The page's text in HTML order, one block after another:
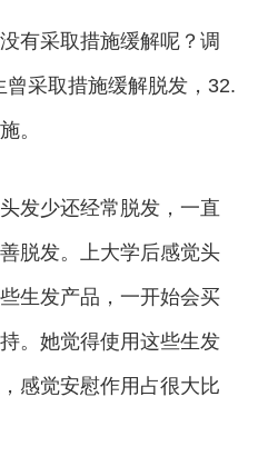
有采取措施缓解呢？调
采取措施缓解脱发，32.
。
发少还经常脱发，一直
脱发。上大学后感觉头
生发产品，一开始会买
。她觉得使用这些生发
感觉安慰作用占很大比